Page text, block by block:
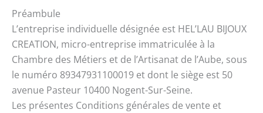
Préambule
L’entreprise individuelle désignée est HEL’LAU BIJOUX
CREATION, micro-entreprise immatriculée à la
Chambre des Métiers et de l’Artisanat de l’Aube, sous
le numéro 89347931100019 et dont le siège est 50
avenue Pasteur 10400 Nogent-Sur-Seine.
Les présentes Conditions générales de vente et